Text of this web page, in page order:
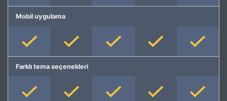
Mobil uygulama
Farklı tema seçenekleri